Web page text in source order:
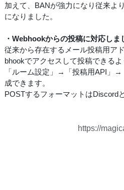
加えて、BANが強力になり従来よ
になりました。
・Webhookからの投稿に対応しま
従来から存在するメール投稿用ア
bhookでアクセスして投稿できるよ
「ルーム設定」→「投稿用API」
成できます。
POSTするフォーマットはDiscord
https://